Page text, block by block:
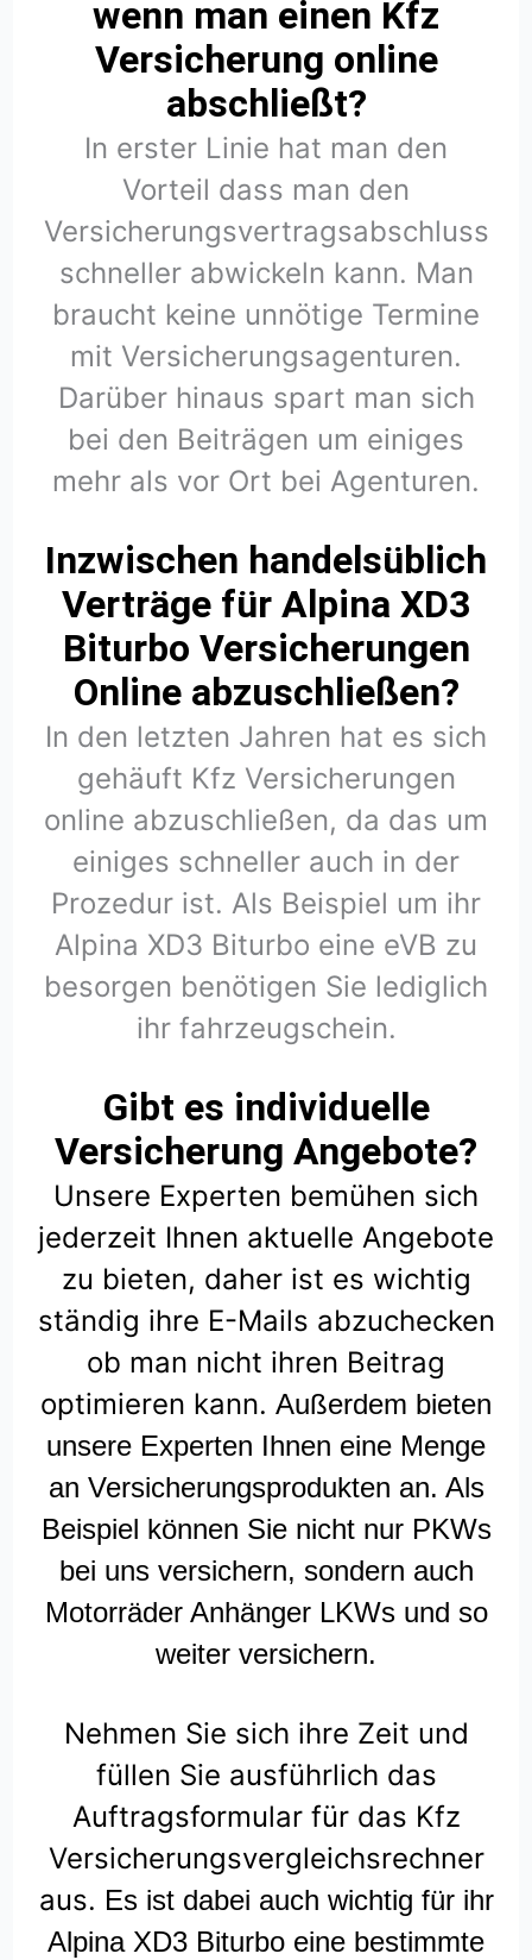
wenn man einen Kfz
Versicherung online
abschließt?
In erster Linie hat man den
Vorteil dass man den
Versicherungsvertragsabschluss
schneller abwickeln kann. Man
braucht keine unnötige Termine
mit Versicherungsagenturen.
Darüber hinaus spart man sich
bei den Beiträgen um einiges
mehr als vor Ort bei Agenturen.
Inzwischen handelsüblich
Verträge für Alpina XD3
Biturbo Versicherungen
Online abzuschließen?
In den letzten Jahren hat es sich
gehäuft Kfz Versicherungen
online abzuschließen, da das um
einiges schneller auch in der
Prozedur ist. Als Beispiel um ihr
Alpina XD3 Biturbo eine eVB zu
besorgen benötigen Sie lediglich
ihr fahrzeugschein.
Gibt es individuelle
Versicherung Angebote?
Unsere Experten bemühen sich
jederzeit Ihnen aktuelle Angebote
zu bieten, daher ist es wichtig
ständig ihre E-Mails abzuchecken
ob man nicht ihren Beitrag
optimieren kann. Außerdem bieten
unsere Experten Ihnen eine Menge
an Versicherungsprodukten an. Als
Beispiel können Sie nicht nur PKWs
bei uns versichern, sondern auch
Motorräder Anhänger LKWs und so
weiter versichern.
Nehmen Sie sich ihre Zeit und
füllen Sie ausführlich das
Auftragsformular für das Kfz
Versicherungsvergleichsrechner
aus. Es ist dabei auch wichtig für ihr
Alpina XD3 Biturbo eine bestimmte